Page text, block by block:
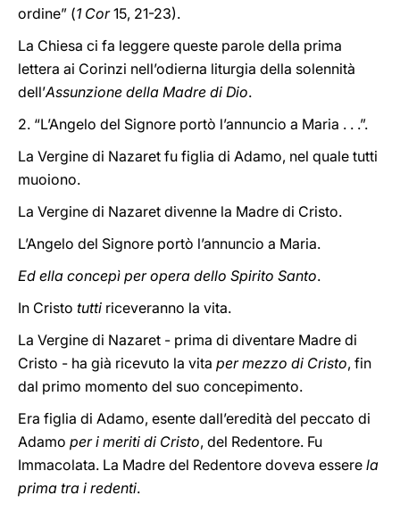
ordine” (1 Cor15, 21-23).
La Chiesa ci fa leggere queste parole della prima
lettera ai Corinzi nell’odierna liturgia della solennità
dell’Assunzione della Madre di Dio.
2. “L’Angelo del Signore portò l’annuncio a Maria . . .”.
La Vergine di Nazaret fu figlia di Adamo, nel quale tutti
muoiono.
La Vergine di Nazaret divenne la Madre di Cristo.
L’Angelo del Signore portò l’annuncio a Maria.
Ed ella concepì per opera dello Spirito Santo.
In Cristo tutti riceveranno la vita.
La Vergine di Nazaret - prima di diventare Madre di
Cristo - ha già ricevuto la vita per mezzo di Cristo, fin
dal primo momento del suo concepimento.
Era figlia di Adamo, esente dall’eredità del peccato di
Adamo per i meriti di Cristo, del Redentore. Fu
Immacolata. La Madre del Redentore doveva essere la
prima tra i redenti.